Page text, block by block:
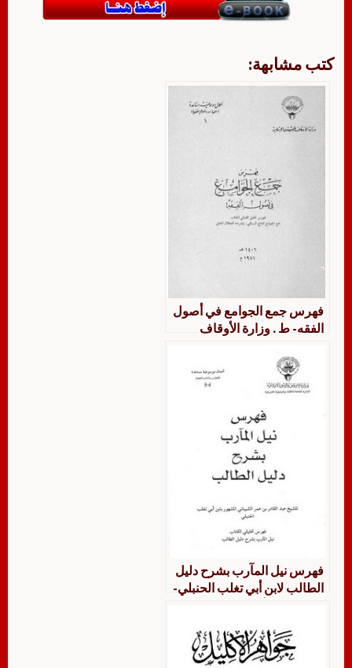
كتب مشابهة:
فهرس جمع الجوامع في أصول
الفقه- ط . وزارة الأوقاف
فهرس نيل المآرب بشرح دليل
الطالب لابن أبي تغلب الحنبلي-